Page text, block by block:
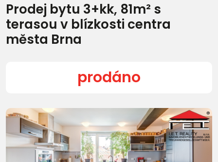
Prodej bytu 3+kk, 81m² s
terasou v blízkosti centra
města Brna
prodáno